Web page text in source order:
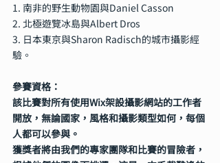
1. 南非的野生動物園與Daniel Casson
2. 北極遊覽冰島與Albert Dros
3. 日本東京與Sharon Radisch的城市攝影經
驗。
參賽資格：
該比賽對所有使用Wix架設攝影網站的工作者
開放，無論國家，風格和攝影類型如何，每個
人都可以參與。
獲獎者將由我們的專家團隊和比賽的冒險者，